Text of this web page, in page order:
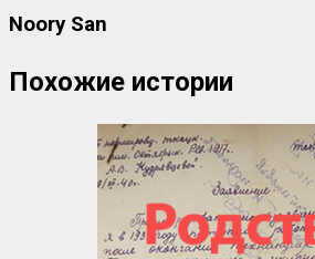
Noory San
Похожие истории